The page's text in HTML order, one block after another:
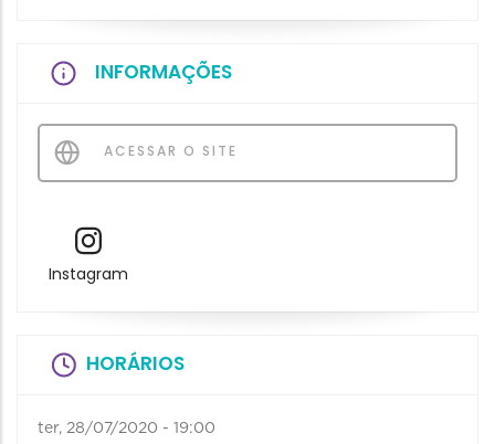
INFORMAÇÕES
ACESSAR O SITE
Instagram
HORÁRIOS
ter, 28/07/2020 - 19:00